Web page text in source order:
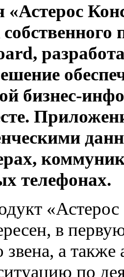
бизнес-
телефонах.
«Астерос
в
звена, а
по